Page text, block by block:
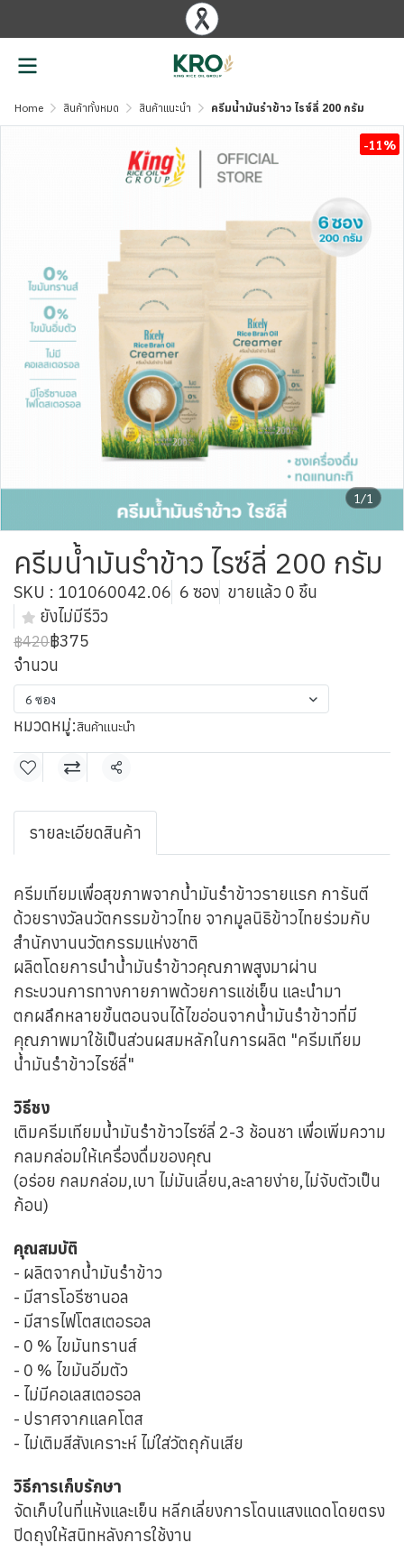
Home สินค้าทั้งหมด สินค้าแนะนำ ครีมน้ำมันรำข้าว ไรซ์ลี่ 200 กรัม
1/1
-11%
ครีมน้ำมันรำข้าว ไรซ์ลี่ 200 กรัม
SKU : 101060042.06 6 ซอง ขายแล้ว 0 ชิ้น
ยังไม่มีรีวิว
฿420฿375
จำนวน
6 ซอง
หมวดหมู่:สินค้าแนะนำ
แชร์
รายละเอียดสินค้า
ครีมเทียมเพื่อสุขภาพจากน้ำมันรำข้าวรายแรก การันตี
ด้วยรางวัลนวัตกรรมข้าวไทย จากมูลนิธิข้าวไทยร่วมกับ
สำนักงานนวัตกรรมแห่งชาติ
ผลิตโดยการนำน้ำมันรำข้าวคุณภาพสูงมาผ่าน
กระบวนการทางกายภาพด้วยการแช่เย็น และนำมา
ตกผลึกหลายขั้นตอนจนได้ไขอ่อนจากน้ำมันรำข้าวที่มี
คุณภาพมาใช้เป็นส่วนผสมหลักในการผลิต "ครีมเทียม
น้ำมันรำข้าวไรซ์ลี่"
วิธีชง
เติมครีมเทียมน้ำมันรำข้าวไรซ์ลี่ 2-3 ช้อนชา เพื่อเพิ่มความ
กลมกล่อมให้เครื่องดื่มของคุณ
(อร่อย กลมกล่อม,เบา ไม่มันเลี่ยน,ละลายง่าย,ไม่จับตัวเป็น
ก้อน)
คุณสมบัติ
- ผลิตจากน้ำมันรำข้าว
- มีสารโอรีซานอล
- มีสารไฟโตสเตอรอล
- 0 % ไขมันทรานส์
- 0 % ไขมันอิ่มตัว
- ไม่มีคอเลสเตอรอล
- ปราศจากแลคโตส
- ไม่เติมสีสังเคราะห์ ไม่ใส่วัตถุกันเสีย
วิธีการเก็บรักษา
จัดเก็บในที่แห้งและเย็น หลีกเลี่ยงการโดนแสงแดดโดยตรง
ปิดถุงให้สนิทหลังการใช้งาน